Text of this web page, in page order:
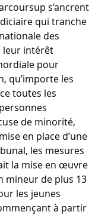
s’ancrent
qui tranche
des
leur intérêt
pour
qu’importe les
toutes les
de minorité,
en place d’une
les mesures
la mise en œuvre
mineur de plus 13
les jeunes
à partir